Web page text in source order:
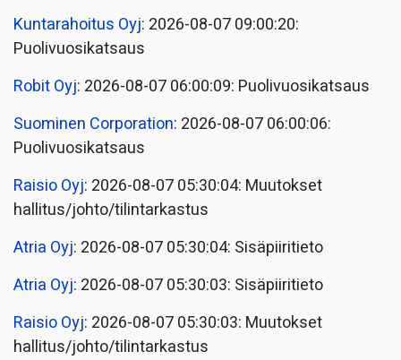
Kuntarahoitus Oyj: 2026-08-07 09:00:20:
Puolivuosikatsaus
Robit Oyj: 2026-08-07 06:00:09: Puolivuosikatsaus
Suominen Corporation: 2026-08-07 06:00:06:
Puolivuosikatsaus
Raisio Oyj: 2026-08-07 05:30:04: Muutokset
hallitus/johto/tilintarkastus
Atria Oyj: 2026-08-07 05:30:04: Sisäpiiritieto
Atria Oyj: 2026-08-07 05:30:03: Sisäpiiritieto
Raisio Oyj: 2026-08-07 05:30:03: Muutokset
hallitus/johto/tilintarkastus